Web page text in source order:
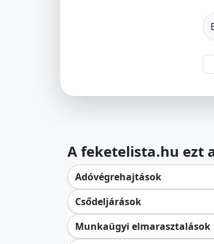
A feketelista.hu ezt
Adóvégrehajtások
Csődeljárások
Munkaügyi elmarasztalások